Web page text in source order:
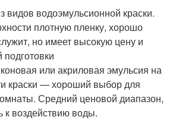
видов водоэмульсионной краски.
плотную пленку, хорошо
но имеет высокую цену и
подготовки
или акриловая эмульсия на
краски — хороший выбор для
Средний ценовой диапазон,
к воздействию воды.